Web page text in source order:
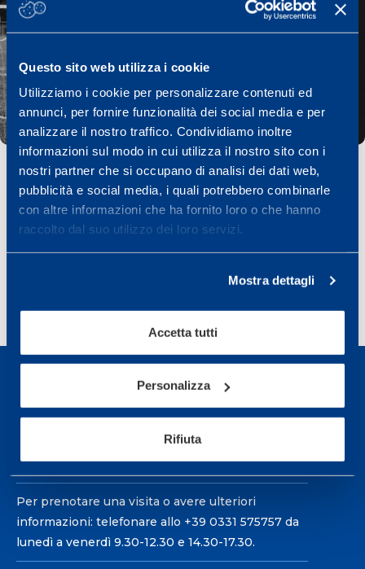
Questo sito web utilizza i cookie
Utilizziamo i cookie per personalizzare contenuti ed
annunci, per fornire funzionalità dei social media e per
analizzare il nostro traffico. Condividiamo inoltre
informazioni sul modo in cui utilizza il nostro sito con i
nostri partner che si occupano di analisi dei dati web,
pubblicità e social media, i quali potrebbero combinarle
con altre informazioni che ha fornito loro o che hanno
raccolto dal suo utilizzo dei loro servizi.
Mostra dettagli
Accetta tutti
Personalizza
Rifiuta
CONVEGNO SCIENZA & SPORT
Sport Service Mapei S.r.l. - Via Busto Fagnano 38,
21057 Olgiate Olona (Varese) Italia.
Per prenotare una visita o avere ulteriori
informazioni: telefonare allo +39 0331 575757 da
lunedì a venerdì 9.30-12.30 e 14.30-17.30.